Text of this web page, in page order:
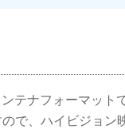
テナフォーマット
で、ハイビジョン